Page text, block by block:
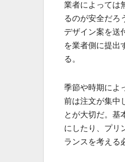
業者によっては
るのが安全だろ
デザイン案を送
を業者側に提出
る。
季節や時期によ
前は注文が集中
とが大切だ。基
にしたり、プリ
ランスを考える